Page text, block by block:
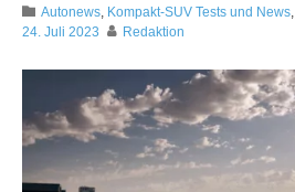
Autonews, Kompakt-SUV Tests und News,
24. Juli 2023
Redaktion